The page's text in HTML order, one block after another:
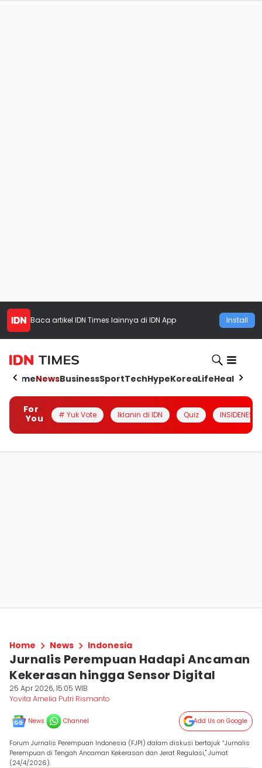
Baca artikel IDN Times lainnya di IDN App Install
HomeNewsBusinessSportTechHypeKoreaLifeHealth
For
You
# Yuk Vote Iklanin di IDN Quiz INSIDENESIA
Home News Indonesia
Jurnalis Perempuan Hadapi Ancaman
Kekerasan hingga Sensor Digital
25 Apr 2026, 15:05 WIB
Yovita Arnelia Putri Rismanto
News Channel Add Us on Google
Forum Jurnalis Perempuan Indonesia (FJPI) dalam diskusi bertajuk “Jurnalis
Perempuan di Tengah Ancaman Kekerasan dan Jerat Regulasi," Jumat
(24/4/2026).